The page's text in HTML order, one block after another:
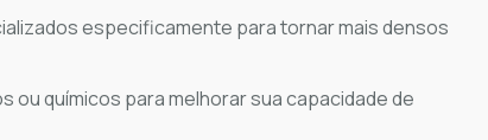
especificamente para tornar mais densos
ou químicos para melhorar sua capacidade de